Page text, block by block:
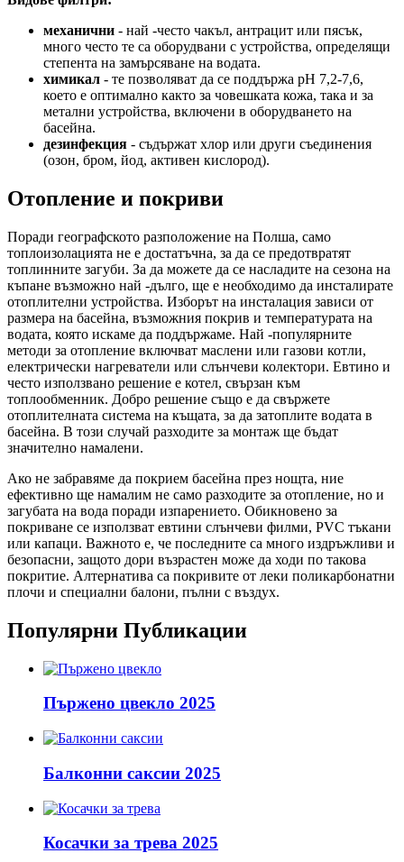
механични - най -често чакъл, антрацит или пясък,
много често те са оборудвани с устройства, определящи
степента на замърсяване на водата.
химикал - те позволяват да се поддържа рН 7,2-7,6,
което е оптимално както за човешката кожа, така и за
метални устройства, включени в оборудването на
басейна.
дезинфекция - съдържат хлор или други съединения
(озон, бром, йод, активен кислород).
Отопление и покриви
Поради географското разположение на Полша, само
топлоизолацията не е достатъчна, за да се предотвратят
топлинните загуби. За да можете да се насладите на сезона на
къпане възможно най -дълго, ще е необходимо да инсталирате
отоплителни устройства. Изборът на инсталация зависи от
размера на басейна, възможния покрив и температурата на
водата, която искаме да поддържаме. Най -популярните
методи за отопление включват маслени или газови котли,
електрически нагреватели или слънчеви колектори. Евтино и
често използвано решение е котел, свързан към
топлообменник. Добро решение също е да свържете
отоплителната система на къщата, за да затоплите водата в
басейна. В този случай разходите за монтаж ще бъдат
значително намалени.
Ако не забравяме да покрием басейна през нощта, ние
ефективно ще намалим не само разходите за отопление, но и
загубата на вода поради изпарението. Обикновено за
покриване се използват евтини слънчеви филми, PVC тъкани
или капаци. Важното е, че последните са много издръжливи и
безопасни, защото дори възрастен може да ходи по такова
покритие. Алтернатива са покривите от леки поликарбонатни
плочи и специални балони, пълни с въздух.
Популярни Публикации
Пържено цвекло 2025
Балконни саксии 2025
Косачки за трева 2025